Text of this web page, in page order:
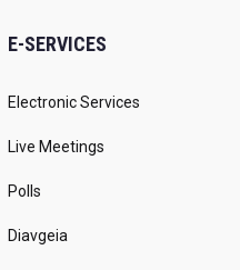
E-SERVICES
Electronic Services
Live Meetings
Polls
Diavgeia